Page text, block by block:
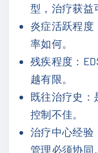
型，治疗获益
炎症活跃程度
率如何。
残疾程度：
越有限。
既往治疗史：
控制不佳。
治疗中心经验
管理必须协同。